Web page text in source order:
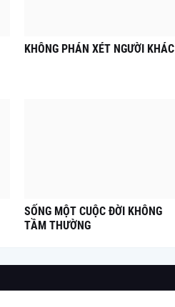
KHÔNG PHÁN XÉT NGƯỜI KHÁC
SỐNG MỘT CUỘC ĐỜI KHÔNG
TẦM THƯỜNG